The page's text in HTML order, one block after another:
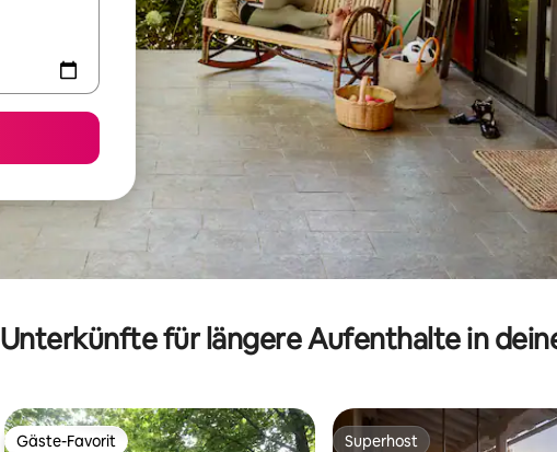
Unterkünfte für längere Aufenthalte in
Gäste-Favorit Superhost